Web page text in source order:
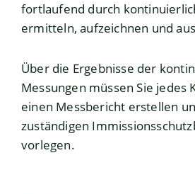
fortlaufend durch
ermitteln, aufzeichnen und
Über die Ergebnisse der
Messungen müssen Sie jedes
einen Messbericht erstellen
zuständigen
vorlegen.